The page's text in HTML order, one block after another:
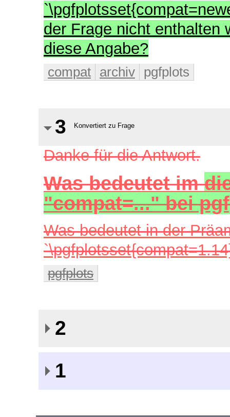
der Frage nicht enthalten
diese Angabe?
compat archiv pgfplots
3 Konvertiert zu Frage
Danke für die Antwort.
Was bedeutetim
"compat=..." bei
Was bedeutet in der
pgfplots
2
1